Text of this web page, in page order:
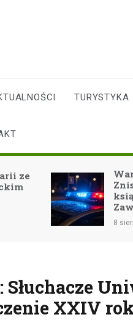
TURYSTYKA
ze
8
Słuchacze
XXIV